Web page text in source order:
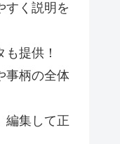
く説明を
提供！
事柄の全体
編集して正